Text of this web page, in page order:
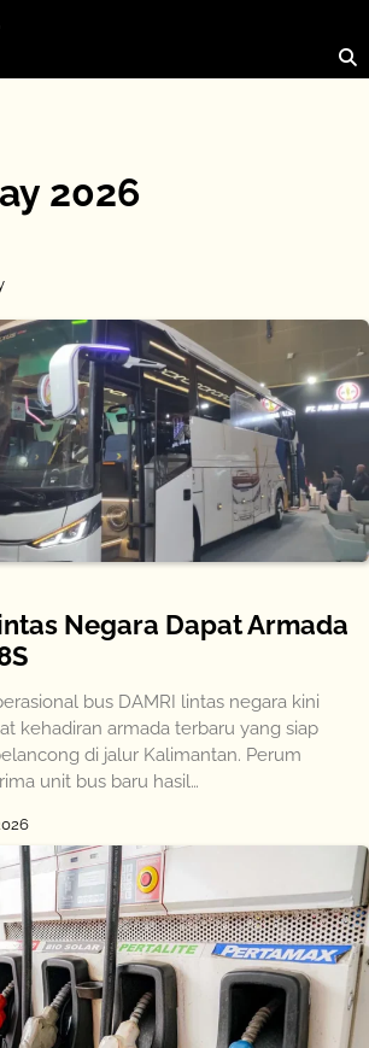
2026
Negara Dapat Armada
bus DAMRI lintas negara kini
kehadiran armada terbaru yang siap
di jalur Kalimantan. Perum
unit bus baru hasil…